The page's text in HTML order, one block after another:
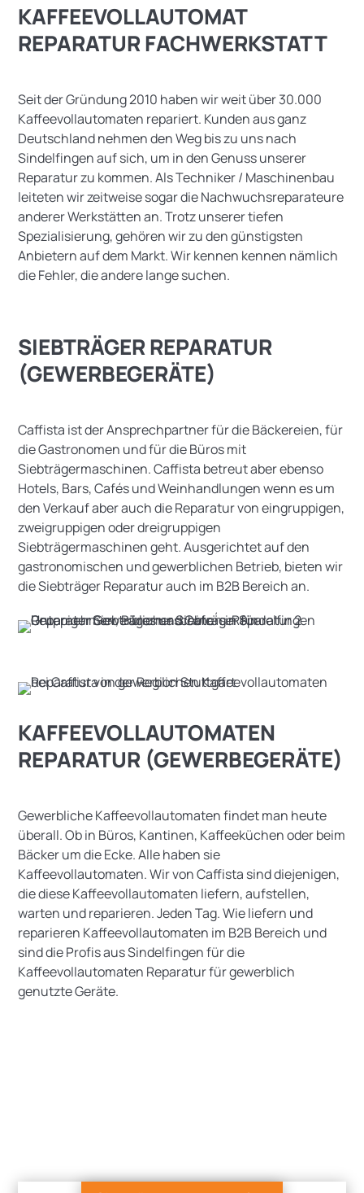
KAFFEEVOLLAUTOMAT
REPARATUR FACHWERKSTATT
Seit der Gründung 2010 haben wir weit über 30.000
Kaffeevollautomaten repariert. Kunden aus ganz
Deutschland nehmen den Weg bis zu uns nach
Sindelfingen auf sich, um in den Genuss unserer
Reparatur zu kommen. Als Techniker / Maschinenbau
leiteten wir zeitweise sogar die Nachwuchsreparateure
anderer Werkstätten an. Trotz unserer tiefen
Spezialisierung, gehören wir zu den günstigsten
Anbietern auf dem Markt. Wir kennen kennen nämlich
die Fehler, die andere lange suchen.
SIEBTRÄGER REPARATUR
(GEWERBEGERÄTE)
Caffista ist der Ansprechpartner für die Bäckereien, für
die Gastronomen und für die Büros mit
Siebträgermaschinen. Caffista betreut aber ebenso
Hotels, Bars, Cafés und Weinhandlungen wenn es um
den Verkauf aber auch die Reparatur von eingruppigen,
zweigruppigen oder dreigruppigen
Siebträgermaschinen geht. Ausgerichtet auf den
gastronomischen und gewerblichen Betrieb, bieten wir
die Siebträger Reparatur auch im B2B Bereich an.
KAFFEEVOLLAUTOMATEN
REPARATUR (GEWERBEGERÄTE)
Gewerbliche Kaffeevollautomaten findet man heute
überall. Ob in Büros, Kantinen, Kaffeeküchen oder beim
Bäcker um die Ecke. Alle haben sie
Kaffeevollautomaten. Wir von Caffista sind diejenigen,
die diese Kaffeevollautomaten liefern, aufstellen,
warten und reparieren. Jeden Tag. Wie liefern und
reparieren Kaffeevollautomaten im B2B Bereich und
sind die Profis aus Sindelfingen für die
Kaffeevollautomaten Reparatur für gewerblich
genutzte Geräte.